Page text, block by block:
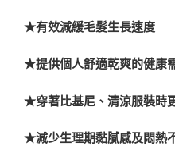
★有效減緩毛髮生長速度
★提供個人舒適乾爽的健康
★穿著比基尼、清涼服裝時
★減少生理期黏膩感及悶熱